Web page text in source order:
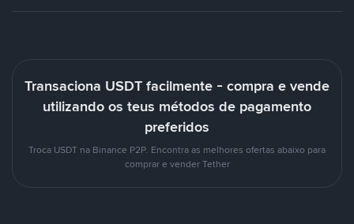
Transaciona USDT facilmente - compra e vende
utilizando os teus métodos de pagamento
preferidos
Troca USDT na Binance P2P. Encontra as melhores ofertas abaixo para
comprar e vender Tether